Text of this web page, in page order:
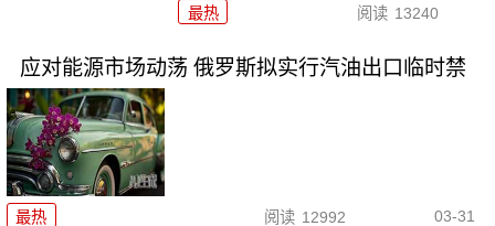
最热 阅读 13240
应对能源市场动荡 俄罗斯拟实行汽油出口临时禁
最热 阅读 12992 03-31